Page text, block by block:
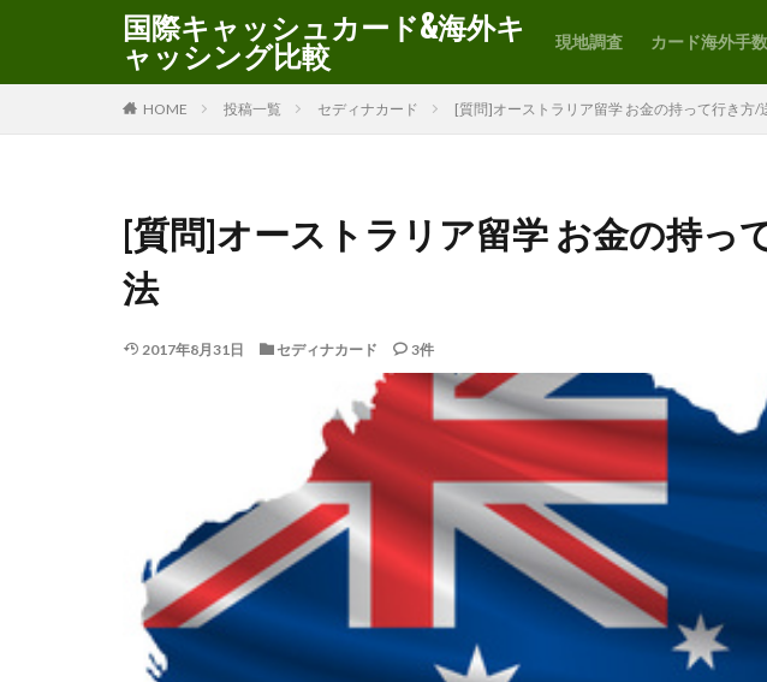
国際キャッシュカード&海外キ
ャッシング比較
現地調査 カード海外手
HOME 投稿一覧 セディナカード [質問]オーストラリア留学 お金の持って行き方/
[質問]オーストラリア留学 お金の持っ
法
2017年8月31日 セディナカード 3件